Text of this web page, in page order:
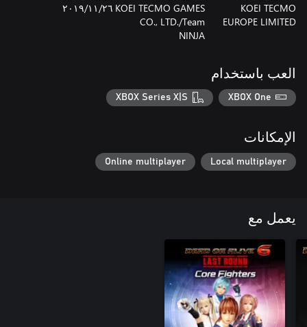
KOEI TECMO
EUROPE LIMITED
KOEI TECMO GAMES
CO., LTD./Team
NINJA
٢٦‏/١١‏/٢٠١٩
العب باستخدام
XBOX One
XBOX Series X|S
الإمكانات
Local multiplayer
Online multiplayer
يعمل مع